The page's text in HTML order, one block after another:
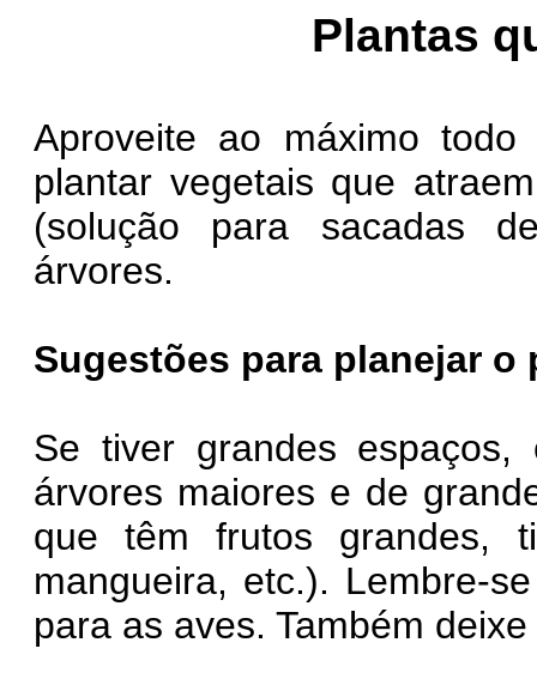
Plantas
Aproveite ao máximo
plantar vegetais que
(solução para sacadas
árvores.
Sugestões para planejar o
Se tiver grandes
árvores maiores e de
que têm frutos grandes,
mangueira, etc.). Lembre-
para as aves. Também